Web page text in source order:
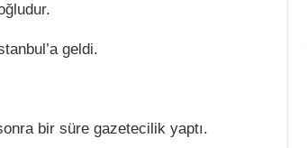
geldi.
bir süre gazetecilik yaptı.